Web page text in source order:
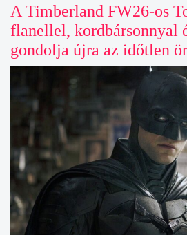
A Timberland FW26-os
flanellel, kordbársonnyal
gondolja újra az időtlen